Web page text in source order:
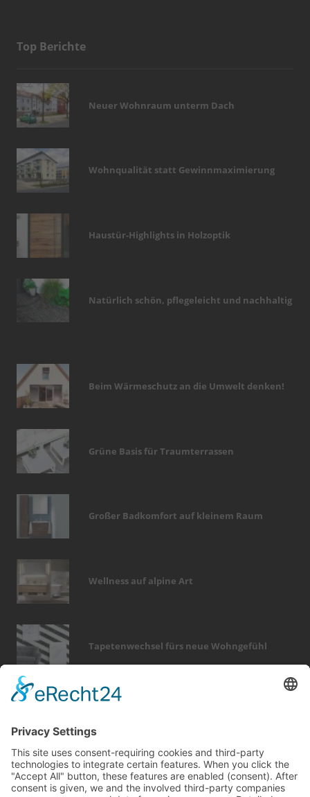
Top Berichte
Neuer Wohnraum unterm Dach
Wohnqualität statt Gewinnmaximierung
Haustür-Highlights in Holzoptik
Natürlich schön, pflegeleicht und nachhaltig
Beim Wärmeschutz an die Umwelt denken!
Grüne Basis für Traumterrassen
Großer Badkomfort auf kleinem Raum
Wellness auf alpine Art
Tapetenwechsel fürs neue Wohngefühl
sicherheit renovieren dämmung
keller
outdoor
fußboden wintergarten wellness